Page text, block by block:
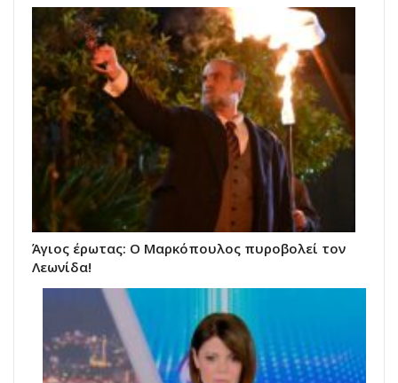
Άγιος έρωτας: Ο Μαρκόπουλος πυροβολεί τον
Λεωνίδα!